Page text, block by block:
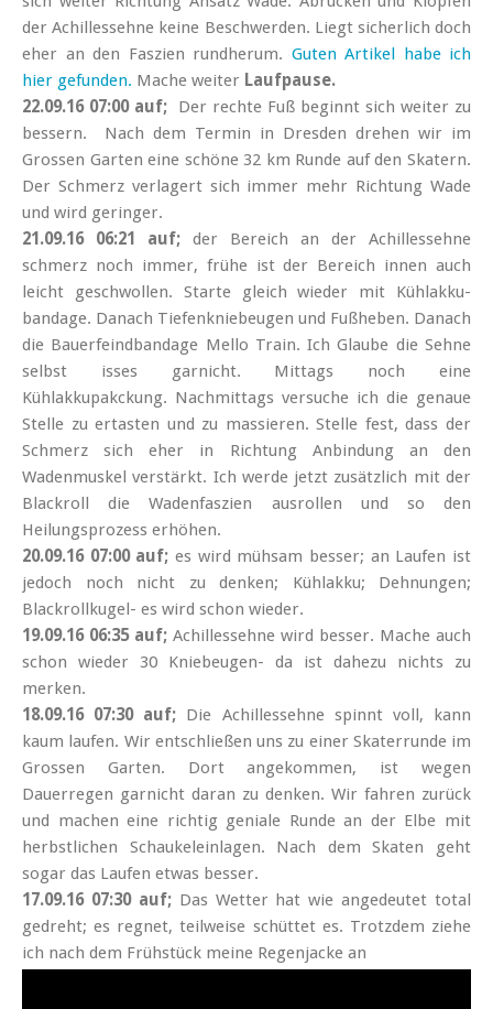
der Achillessehne keine Beschwerden. Liegt sicherlich doch
eher an den Faszien rundherum. Guten Artikel habe ich
hier gefunden. Mache weiter Laufpause.
22.09.16 07:00 auf; Der rechte Fuß beginnt sich weiter zu
bessern. Nach dem Termin in Dresden drehen wir im
Grossen Garten eine schöne 32 km Runde auf den Skatern.
Der Schmerz verlagert sich immer mehr Richtung Wade
und wird geringer.
21.09.16 06:21 auf; der Bereich an der Achillessehne
schmerz noch immer, frühe ist der Bereich innen auch
leicht geschwollen. Starte gleich wieder mit Kühlakku-
bandage. Danach Tiefenkniebeugen und Fußheben. Danach
die Bauerfeindbandage Mello Train. Ich Glaube die Sehne
selbst isses garnicht. Mittags noch eine
Kühlakkupakckung. Nachmittags versuche ich die genaue
Stelle zu ertasten und zu massieren. Stelle fest, dass der
Schmerz sich eher in Richtung Anbindung an den
Wadenmuskel verstärkt. Ich werde jetzt zusätzlich mit der
Blackroll die Wadenfaszien ausrollen und so den
Heilungsprozess erhöhen.
20.09.16 07:00 auf; es wird mühsam besser; an Laufen ist
jedoch noch nicht zu denken; Kühlakku; Dehnungen;
Blackrollkugel- es wird schon wieder.
19.09.16 06:35 auf; Achillessehne wird besser. Mache auch
schon wieder 30 Kniebeugen- da ist dahezu nichts zu
merken.
18.09.16 07:30 auf; Die Achillessehne spinnt voll, kann
kaum laufen. Wir entschließen uns zu einer Skaterrunde im
Grossen Garten. Dort angekommen, ist wegen
Dauerregen garnicht daran zu denken. Wir fahren zurück
und machen eine richtig geniale Runde an der Elbe mit
herbstlichen Schaukeleinlagen. Nach dem Skaten geht
sogar das Laufen etwas besser.
17.09.16 07:30 auf; Das Wetter hat wie angedeutet total
gedreht; es regnet, teilweise schüttet es. Trotzdem ziehe
ich nach dem Frühstück meine Regenjacke an